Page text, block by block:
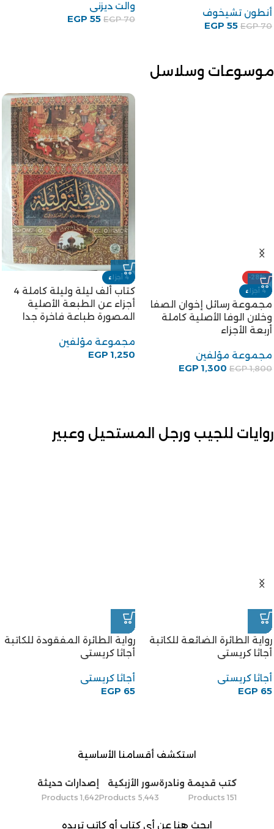
أنطون تشيخوف
EGP70
EGP 55
والت ديزنى
EGP70
EGP 55
موسوعات وسلاسل
-28%
4 أجزاء
مجموعة رسائل إخوان الصفا
وخلان الوفا الأصلية كاملة
أربعة الأجزاء
مجموعة مؤلفين
EGP1,800
EGP 1,300
4 أجزاء
كتاب ألف ليلة وليلة كاملة 4
أجزاء عن الطبعة الأصلية
المصورة طباعة فاخرة جدا
مجموعة مؤلفين
EGP 1,250
روايات للجيب ورجل المستحيل وعبير
رواية الطائرة الضائعة للكاتبة
أجاثا كريستى
أجاثا كريستى
EGP 65
رواية الطائرة المفقودة للكاتبة
أجاثا كريستى
أجاثا كريستى
EGP 65
استكشف أقسامنا الأساسية
كتب قديمة ونادرة
151 Products
سور الأزبكية
5٬443 Products
إصدارات حديثة
1٬642 Products
ابحث هنا عن أي كتاب أو كاتب تريده